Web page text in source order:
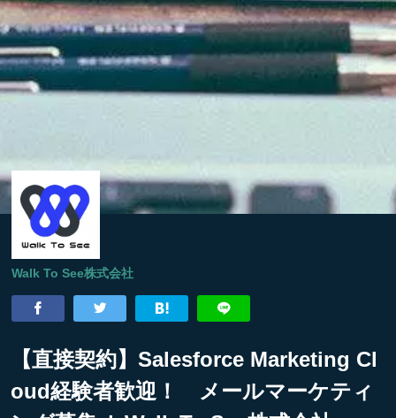
Walk To See株式会社
【直接契約】Salesforce Marketing Cl
oud経験者歓迎！ メールマーケティ